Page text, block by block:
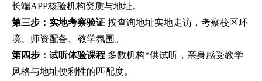
长端APP核验机构资质与地址。
第三步：实地考察验证 按查询地址实地走访，考察校区环
境、师资配备、教学氛围。
第四步：试听体验课程 多数机构*供试听，亲身感受教学
风格与地址便利性的匹配度。